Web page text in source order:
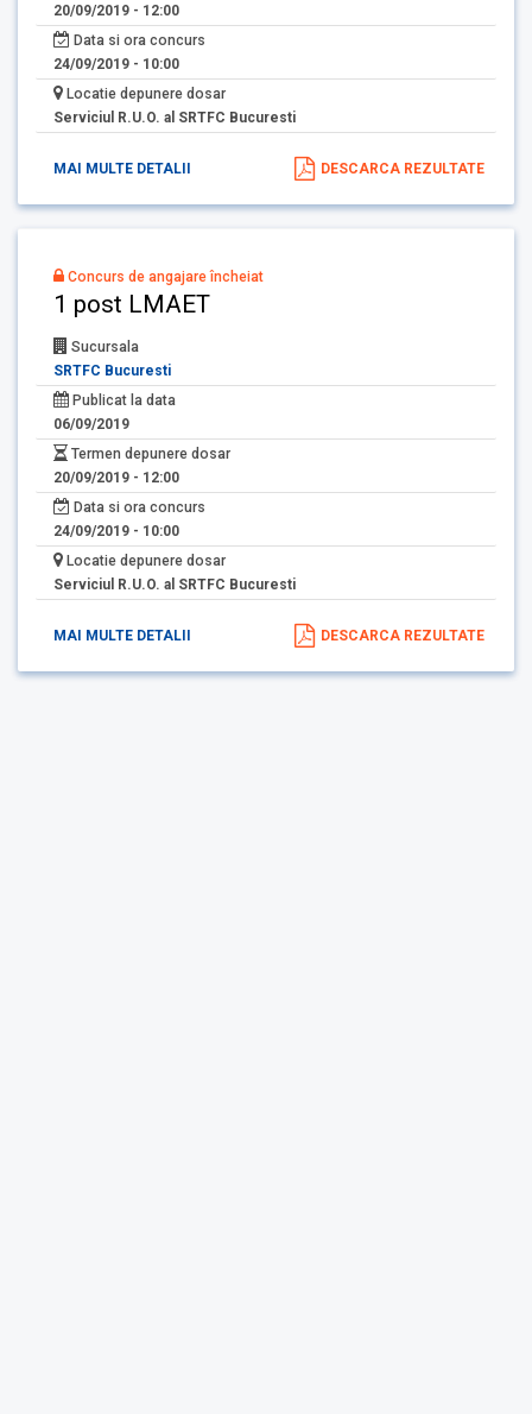
20/09/2019 - 12:00
Data si ora concurs
24/09/2019 - 10:00
Locatie depunere dosar
Serviciul R.U.O. al SRTFC Bucuresti
MAI MULTE DETALII DESCARCA REZULTATE
Concurs de angajare încheiat
1 post LMAET
Sucursala
SRTFC Bucuresti
Publicat la data
06/09/2019
Termen depunere dosar
20/09/2019 - 12:00
Data si ora concurs
24/09/2019 - 10:00
Locatie depunere dosar
Serviciul R.U.O. al SRTFC Bucuresti
MAI MULTE DETALII DESCARCA REZULTATE